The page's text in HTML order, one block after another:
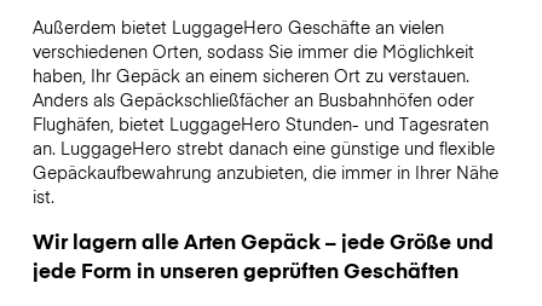
Außerdem bietet LuggageHero Geschäfte an vielen
verschiedenen Orten, sodass Sie immer die Möglichkeit
haben, Ihr Gepäck an einem sicheren Ort zu verstauen.
Anders als Gepäckschließfächer an Busbahnhöfen oder
Flughäfen, bietet LuggageHero Stunden- und Tagesraten
an. LuggageHero strebt danach eine günstige und flexible
Gepäckaufbewahrung anzubieten, die immer in Ihrer Nähe
ist.
Wir lagern alle Arten Gepäck – jede Größe und
jede Form in unseren geprüften Geschäften